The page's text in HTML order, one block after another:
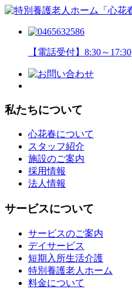
【電話受付】8:30～17:30
私たちについて
心花春について
スタッフ紹介
施設のご案内
採用情報
法人情報
サービスについて
サービスのご案内
デイサービス
短期入所生活介護
特別養護老人ホーム
料金について